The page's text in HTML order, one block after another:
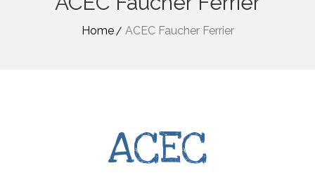
Home ACEC Faucher Ferrier
ACEC